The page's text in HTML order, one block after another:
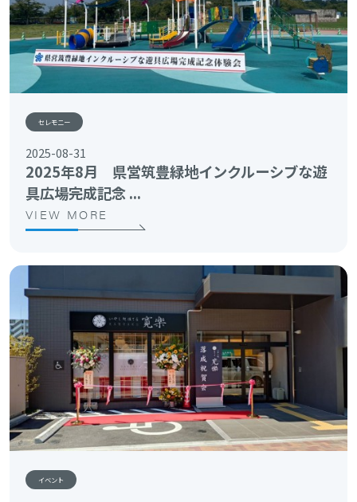
セレモニー
2025-08-31
2025年8月 県営筑豊緑地インクルーシブな遊
具広場完成記念 ...
VIEW MORE
イベント